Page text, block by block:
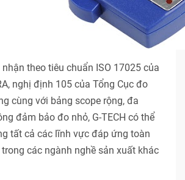
theo tiêu chuẩn ISO 17025 của
nghị định 105 của Tổng Cục đo
cùng với bảng scope rộng, đa
đảm bảo đo nhỏ, G-TECH có thể
tất cả các lĩnh vực đáp ứng toàn
các ngành nghề sản xuất khác